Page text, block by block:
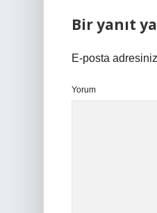
Bir yanıt
E-posta
Yorum